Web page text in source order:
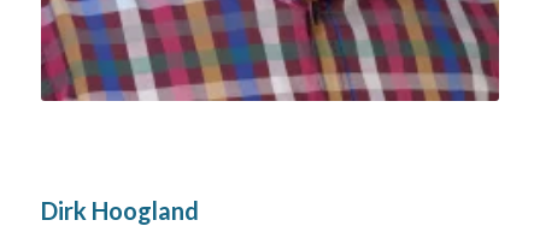
Dirk Hoogland